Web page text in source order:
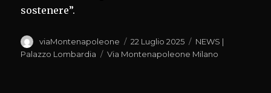
sostenere”.
Autore
viaMontenapoleone
Pubblicato
il
22 Luglio 2025 Categorie
NEWS |
Palazzo Lombardia
Tag
Via Montenapoleone Milano